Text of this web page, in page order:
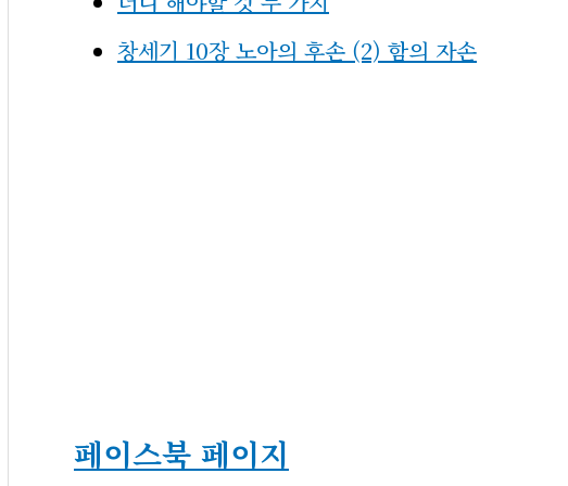
창세기 10장 노아의 후손 (2) 함의 자손
페이스북 페이지